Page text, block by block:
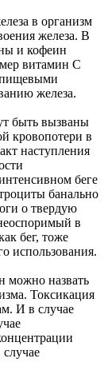
в организм
железа. В
и кофеин
витамин С
железа.
быть вызваны
кровопотери в
наступления
беге
банально
о твердую
в
бег, тоже
использования.
можно назвать
Токсикация
И в случае